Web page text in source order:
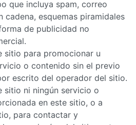
que incluya spam, correo
cadena, esquemas piramidales
de publicidad no
sitio para promocionar u
o contenido sin el previo
escrito del operador del sitio.
sitio ni ningún servicio o
en este sitio, o a
para contactar y